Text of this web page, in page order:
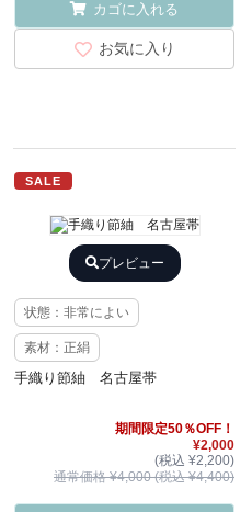
カゴに入れる
お気に入り
SALE
プレビュー
状態：非常によい
素材：正絹
手織り節紬 名古屋帯
期間限定50％OFF！
¥2,000
(税込 ¥2,200)
通常価格 ¥4,000 (税込 ¥4,400)